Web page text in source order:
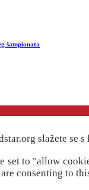
šampionata
slažete se
set to "allow
consenting to